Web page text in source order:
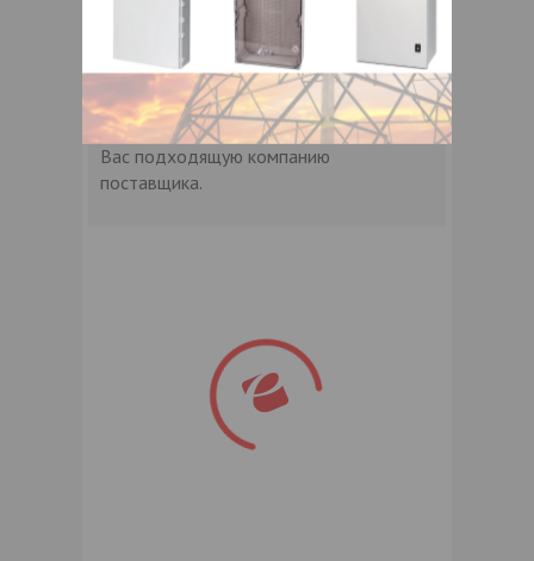
Контакты продавца
Оставьте электронный заказ с помощью
кнопки "Заказать" и мы подберем для
Вас подходящую компанию
поставщика.